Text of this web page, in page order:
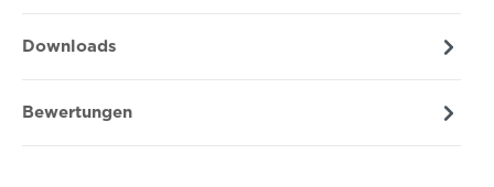
Downloads
Bewertungen